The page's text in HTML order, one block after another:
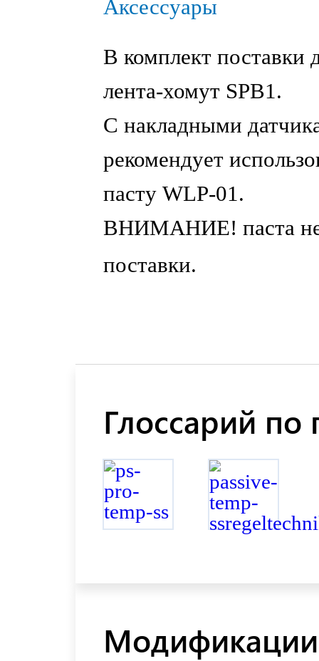
Аксессуары
В комплект поставки
лента-хомут SPB1.
С накладными
рекомендует
пасту WLP-01.
ВНИМАНИЕ! паста не
поставки.
Глоссарий по
Модификации